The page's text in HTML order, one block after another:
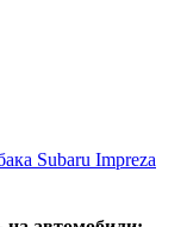
Subaru Impreza